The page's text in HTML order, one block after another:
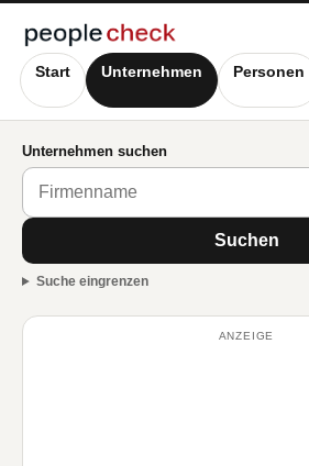
Start Unternehmen Personen
Unternehmen suchen
Suchen
Suche eingrenzen
ANZEIGE